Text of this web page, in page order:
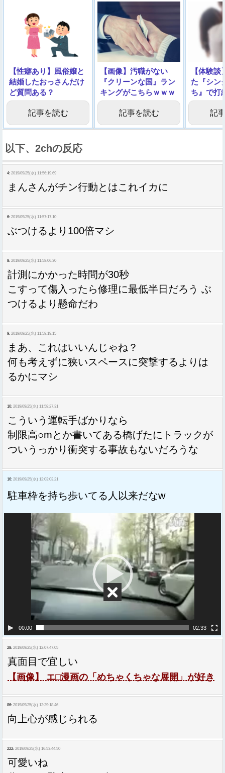
【性癖あり】風俗嬢と
結婚したおっさんだけ
ど質問ある？
記事を読む
【画像】汚職がない
『クリーンな国』ラン
キングがこちらｗｗｗ
ｗ
記事を読む
【体験
た『シン
ち』で打
記
以下、2chの反応
4: 2019/09/25(水) 11:56:19.69
まんさんがチン行動とはこれイカに
6: 2019/09/25(水) 11:57:17.10
ぶつけるより100倍マシ
8: 2019/09/25(水) 11:58:06.30
計測にかかった時間が30秒
こすって傷入ったら修理に最低半日だろう ぶ
つけるより懸命だわ
9: 2019/09/25(水) 11:58:19.15
まあ、これはいいんじゃね？
何も考えずに狭いスペースに突撃するよりは
るかにマシ
10: 2019/09/25(水) 11:58:27.31
こういう運転手ばかりなら
制限高○mとか書いてある橋げたにトラックが
ついうっかり衝突する事故もないだろうな
16: 2019/09/25(水) 12:03:03.21
駐車枠を持ち歩いてる人以来だなw
00:00 02:33
28: 2019/09/25(水) 12:07:47.05
真面目で宜しい
【画像】 エ□漫画の「めちゃくちゃな展開」が好き
86: 2019/09/25(水) 12:29:18.46
向上心が感じられる
222: 2019/09/25(水) 16:53:44.50
可愛いね